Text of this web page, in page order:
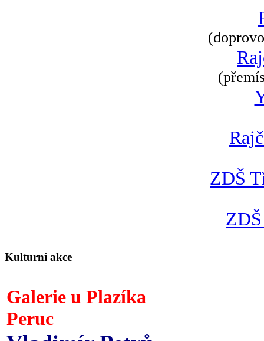
ZDŠ
Kulturní akce
Galerie u Plazíka
Peruc